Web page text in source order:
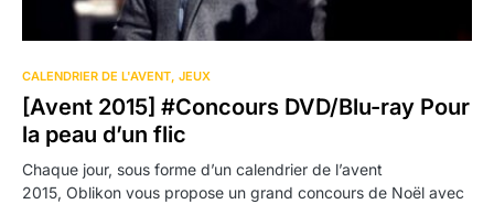
CALENDRIER DE L'AVENT JEUX
[Avent 2015] #Concours DVD/Blu-ray Pour
la peau d’un flic
Chaque jour, sous forme d’un calendrier de l’avent
2015, Oblikon vous propose un grand concours de Noël avec